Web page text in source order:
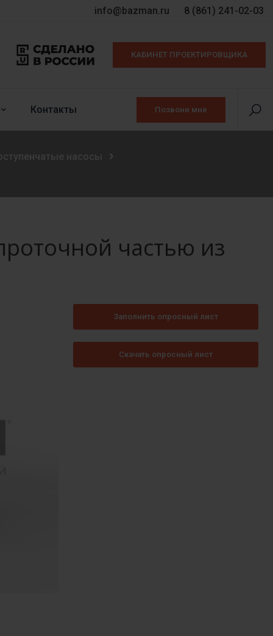
info@bazman.ru 8 (861) 241-02-03
КАБИНЕТ ПРОЕКТИРОВЩИКА
Контакты Позвони мне
насосы
частью из
Заполнить опросный лист
Скачать опросный лист